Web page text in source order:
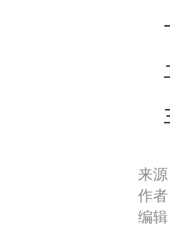
来
作
编